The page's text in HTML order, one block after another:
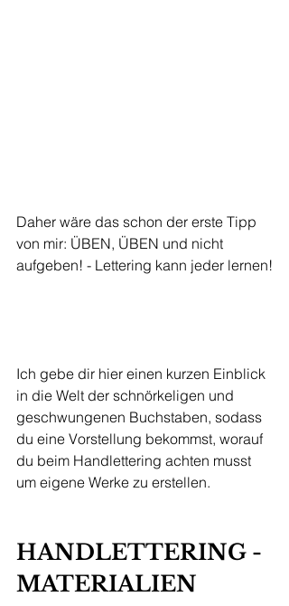
Daher wäre das schon der erste Tipp
von mir: ÜBEN, ÜBEN und nicht
aufgeben! - Lettering kann jeder lernen!
Ich gebe dir hier einen kurzen Einblick
in die Welt der schnörkeligen und
geschwungenen Buchstaben, sodass
du eine Vorstellung bekommst, worauf
du beim Handlettering achten musst
um eigene Werke zu erstellen.
HANDLETTERING -
MATERIALIEN